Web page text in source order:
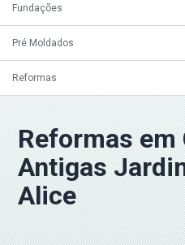
Fundações
Pré Moldados
Reformas
Reformas em
Antigas
Alice